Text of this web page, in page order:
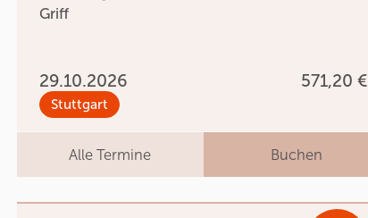
Griff
29.10.2026 571,20 €
Stuttgart
Alle Termine Buchen